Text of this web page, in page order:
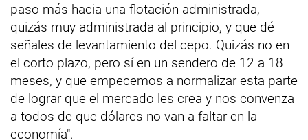
paso más hacia una flotación administrada,
quizás muy administrada al principio, y que dé
señales de levantamiento del cepo. Quizás no en
el corto plazo, pero sí en un sendero de 12 a 18
meses, y que empecemos a normalizar esta parte
de lograr que el mercado les crea y nos convenza
a todos de que dólares no van a faltar en la
economía".